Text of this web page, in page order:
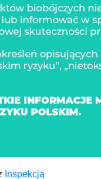
Inspekcją